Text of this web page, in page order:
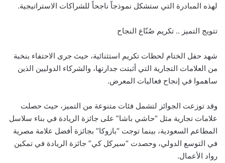
لهذه المبادرة التي ستشكل نموذجاً ناجحاً للشراكات الاستراتيجية.
تتويج التميز .. تكريم صُنّاع النجاح
شهد حفل الختام لحظات تكريم استثنائية، حيث جرى الاحتفاء بنخبة
من العلامات التجارية التي أثبتت جدارتها، والشركاء الدوليين الذين
ساهموا في إنجاح فعاليات المعرض.
وقد توزعت الجوائز لتشمل فئات متنوعة من التميز، حيث حصلت
علامات تجارية مثل “حاشي باشا” على جائزة الريادة في بناء سلاسل
المطاعم السعودية، بينما توجت “بازوكا” بجائزة أفضل علامة مصرية
في التوسع الدولي، وحصدت “سيركل كي” جائزة الريادة في تمكين
رواد الأعمال.